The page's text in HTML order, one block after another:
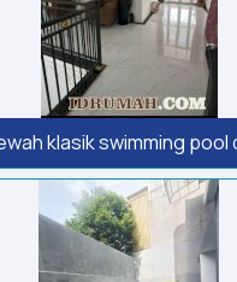
klasik swimming pool